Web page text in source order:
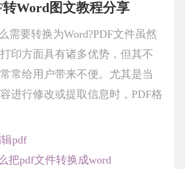
Word图文教程分享
需要转换为Word?PDF文件虽然
印方面具有诸多优势，但其不
常给用户带来不便。尤其是当
进行修改或提取信息时，PDF格
pdf
把pdf文件转换成word